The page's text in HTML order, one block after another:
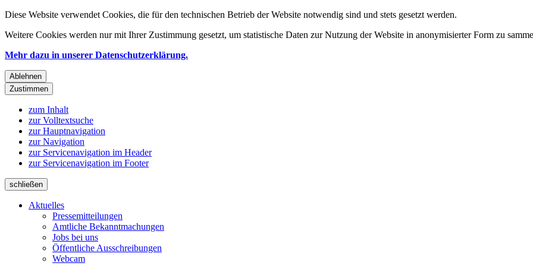
Diese Website verwendet Cookies, die für den technischen Betrieb der Website notwendig sind und stets gesetzt werden.
Weitere Cookies werden nur mit Ihrer Zustimmung gesetzt, um statistische Daten zur Nutzung der Website in anonymisierter Form zu
Mehr dazu in unserer Datenschutzerklärung.
Ablehnen
Zustimmen
zum Inhalt
zur Volltextsuche
zur Hauptnavigation
zur Navigation
zur Servicenavigation im Header
zur Servicenavigation im Footer
schließen
Aktuelles
Pressemitteilungen
Amtliche Bekanntmachungen
Jobs bei uns
Öffentliche Ausschreibungen
Webcam